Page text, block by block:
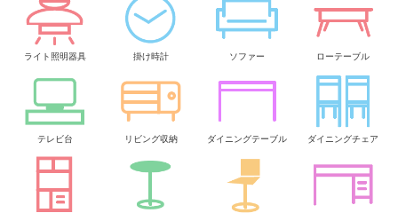
ライト照明器具 掛け時計 ソファー ローテーブル
テレビ台 リビング収納 ダイニングテーブル ダイニングチェア